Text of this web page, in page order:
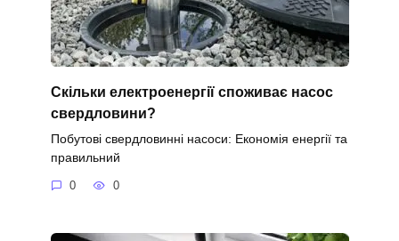
Скільки електроенергії споживає насос
свердловини?
Побутові свердловинні насоси: Економія енергії та
правильний
0 0